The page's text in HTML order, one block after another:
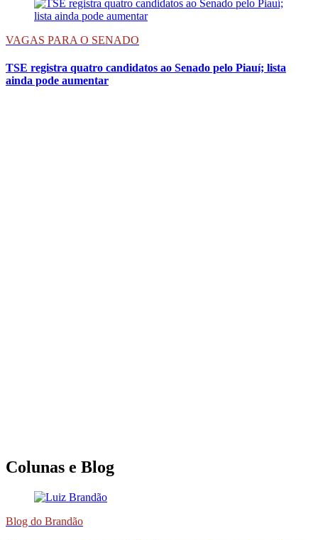
VAGAS PARA O SENADO
TSE registra quatro candidatos ao Senado pelo Piauí; lista
ainda pode aumentar
Colunas e Blog
Blog do Brandão